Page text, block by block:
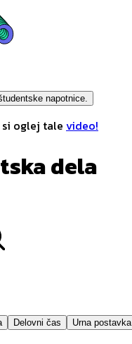
napotnice.
si oglej tale video!
dela
Delovni čas Urna postavka